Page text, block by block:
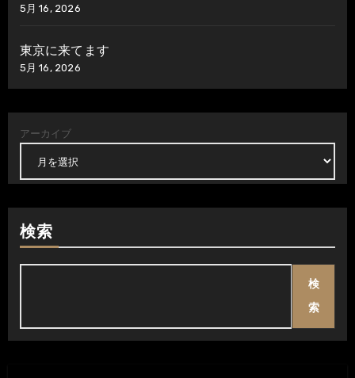
5月 16, 2026
東京に来てます
5月 16, 2026
アーカイブ
検索
検
索